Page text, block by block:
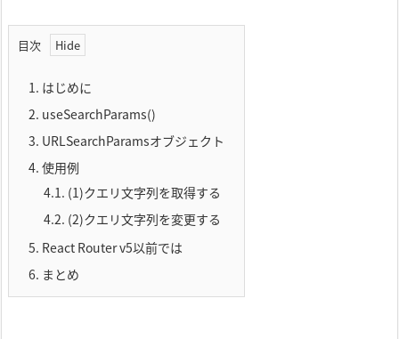
目次
1. はじめに
2. useSearchParams()
3. URLSearchParamsオブジェクト
4. 使用例
4.1. (1)クエリ文字列を取得する
4.2. (2)クエリ文字列を変更する
5. React Router v5以前では
6. まとめ